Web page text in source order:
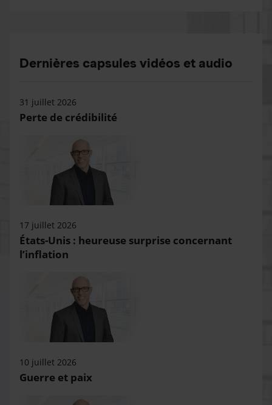
Dernières capsules vidéos et audio
31 juillet 2026
Perte de crédibilité
17 juillet 2026
États-Unis : heureuse surprise concernant
l’inflation
10 juillet 2026
Guerre et paix